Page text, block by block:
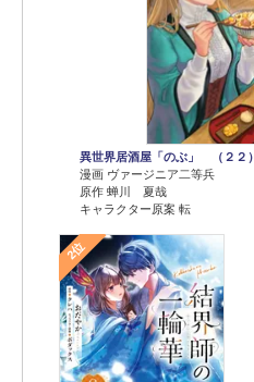
異世界居酒屋「のぶ」 （２２）
漫画 ヴァージニア二等兵
原作 蝉川 夏哉
キャラクター原案 転
2位